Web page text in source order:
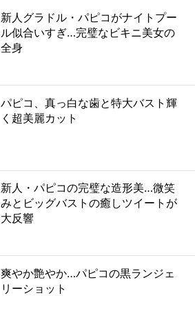
新人グラドル・パピコがナイトプー
ル似合いすぎ…完璧なビキニ美女の
全身
パピコ、真っ白な歯と特大バスト輝
く超美麗カット
新人・パピコの完璧な造形美…微笑
みとビッグバストの癒しツイートが
大反響
爽やか艶やか…パピコの黒ランジェ
リーショット